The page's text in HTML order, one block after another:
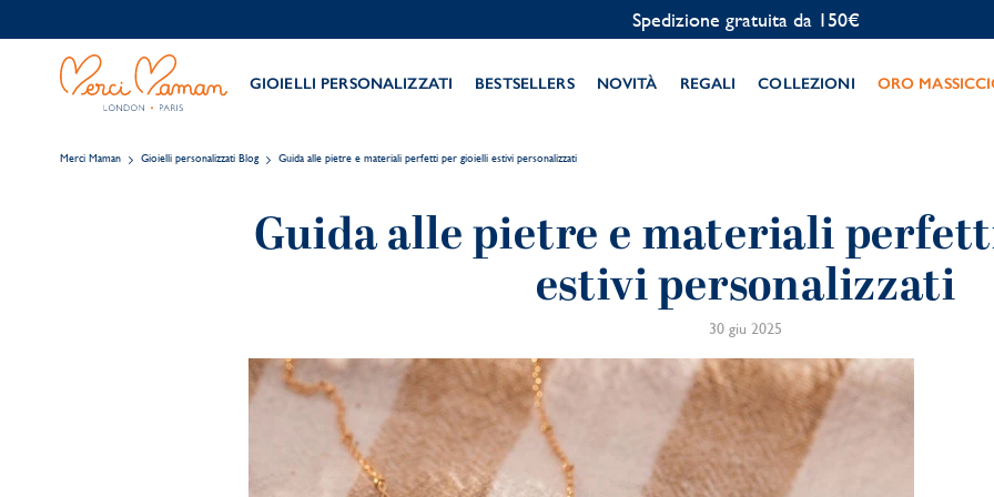
Personalizzazione gratuita
GIOIELLI PERSONALIZZATI BESTSELLERS NOVITÀ REGALI COLLEZIONI ORO
Merci Maman Gioielli personalizzati Blog Guida alle pietre e materiali perfetti per gioielli estivi personalizzati
Guida alle pietre e materiali
estivi personalizzati
30 giu 2025